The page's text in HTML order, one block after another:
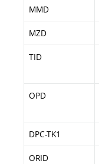
MMD
MZD
TID
OPD
DPC-TK1
ORID